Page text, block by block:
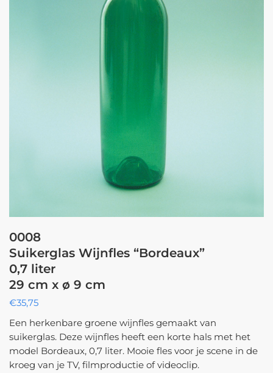
0008
Suikerglas Wijnfles “Bordeaux”
0,7 liter
29 cm x ø 9 cm
€35,75
Een herkenbare groene wijnfles gemaakt van
suikerglas. Deze wijnfles heeft een korte hals met het
model Bordeaux, 0,7 liter. Mooie fles voor je scene in de
kroeg van je TV, filmproductie of videoclip.